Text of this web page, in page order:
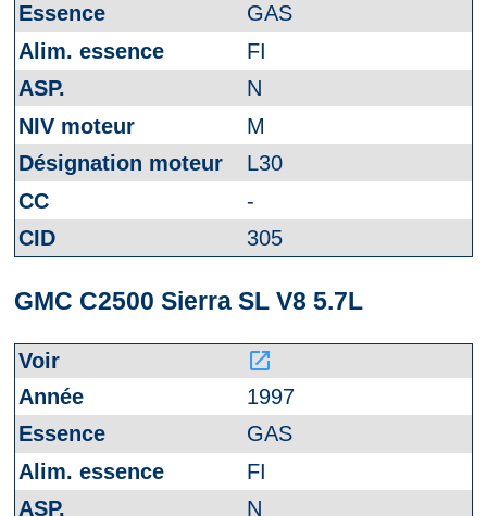
GAS
FI
N
M
L30
-
305
GMC C2500 Sierra SL V8 5.7L
launch
1997
GAS
FI
N